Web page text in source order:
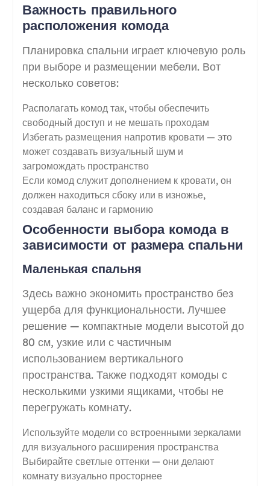
Важность правильного
расположения комода
Планировка спальни играет ключевую роль
при выборе и размещении мебели. Вот
несколько советов:
Располагать комод так, чтобы обеспечить
свободный доступ и не мешать проходам
Избегать размещения напротив кровати — это
может создавать визуальный шум и
загромождать пространство
Если комод служит дополнением к кровати, он
должен находиться сбоку или в изножье,
создавая баланс и гармонию
Особенности выбора комода в
зависимости от размера спальни
Маленькая спальня
Здесь важно экономить пространство без
ущерба для функциональности. Лучшее
решение — компактные модели высотой до
80 см, узкие или с частичным
использованием вертикального
пространства. Также подходят комоды с
несколькими узкими ящиками, чтобы не
перегружать комнату.
Используйте модели со встроенными зеркалами
для визуального расширения пространства
Выбирайте светлые оттенки — они делают
комнату визуально просторнее